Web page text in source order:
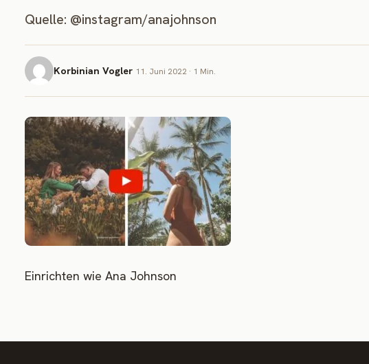
Quelle: @instagram/anajohnson
Korbinian Vogler 11. Juni 2022 · 1 Min.
Einrichten wie Ana Johnson